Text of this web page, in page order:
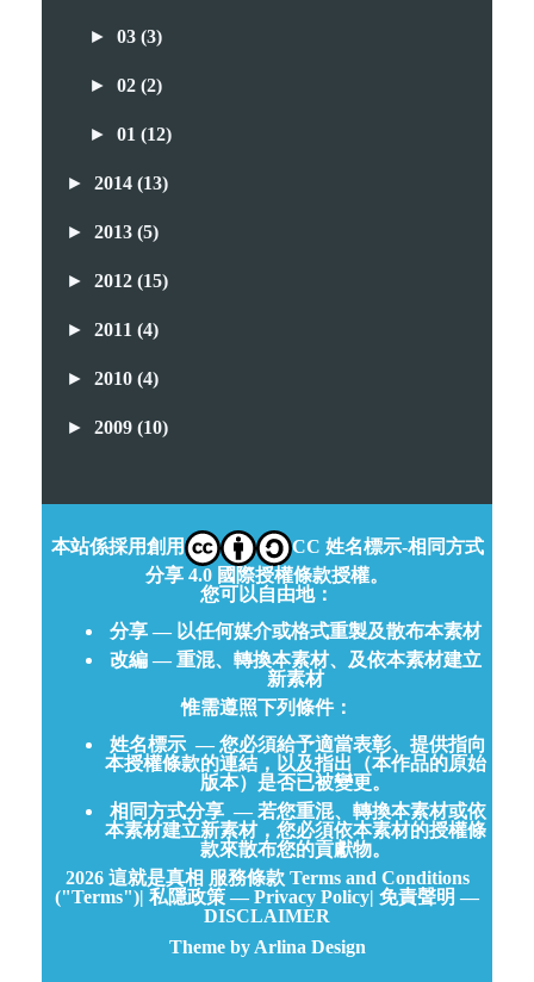
►03(3)
►02(2)
►01(12)
► 2014 (13)
► 2013 (5)
► 2012 (15)
► 2011 (4)
► 2010 (4)
► 2009 (10)
本站係採用創用
CC 姓名標示-相同方式
分享 4.0 國際授權條款授權。
您可以自由地：
分享 — 以任何媒介或格式重製及散布本素材
改編 — 重混、轉換本素材、及依本素材建立
新素材
惟需遵照下列條件：
姓名標示 — 您必須給予適當表彰、提供指向
本授權條款的連結，以及指出（本作品的原始
版本）是否已被變更。
相同方式分享 — 若您重混、轉換本素材或依
本素材建立新素材，您必須依本素材的授權條
款來散布您的貢獻物。
2026 這就是真相 服務條款 Terms and Conditions
("Terms")| 私隱政策 — Privacy Policy| 免責聲明 —
DISCLAIMER
Theme by Arlina Design